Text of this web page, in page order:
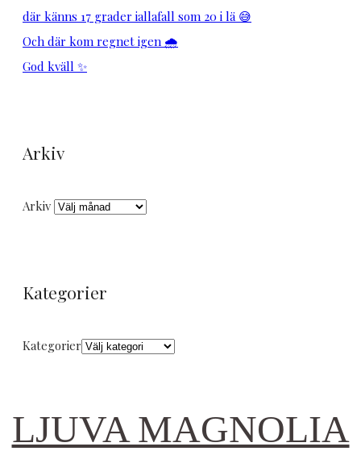
där känns 17 grader iallafall som 20 i lä 😅
Och där kom regnet igen 🌧️
God kväll ✨
Arkiv
Arkiv
Kategorier
Kategorier
LJUVA MAGNOLIA